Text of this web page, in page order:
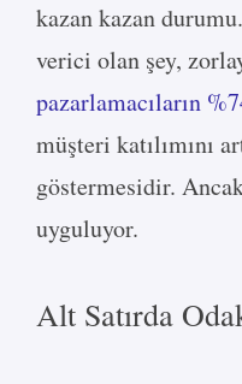
kazan kazan
verici olan şey,
pazarlamacıların
müşteri katılımını
göstermesidir.
uyguluyor.
Alt Satırda